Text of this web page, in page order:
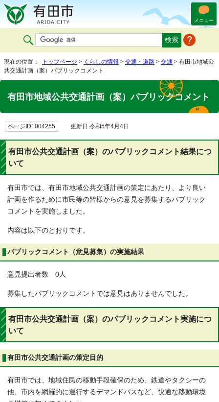
メニュー
現在の位置： トップページ > くらしの情報 > 交通・道路 > 交通 > 有田市地域公
共交通計画（案）パブリックコメント
有田市地域公共交通計画（案）パブリックコメント
ページID1004255 更新日 令和5年4月4日
有田市公共交通計画（案）のパブリックコメント結果につ
いて
有田市では、有田市地域公共交通計画の策定にあたり、より良い
計画を作るために市民等の皆様からの意見を募集するパブリック
コメントを実施しました。
内容は以下のとおりです。
パブリックコメント（意見募集）の実施結果
意見提出者数 0人
募集したパブリックコメントでは意見はありませんでした。
有田市公共交通計画（案）のパブリックコメント実施につ
いて
有田市公共交通計画の策定目的
有田市では、地域住民の移動手段確保のため、鉄道やタクシーの
他、市内を網羅的に運行するデマンドバスなど、快適な移動環境